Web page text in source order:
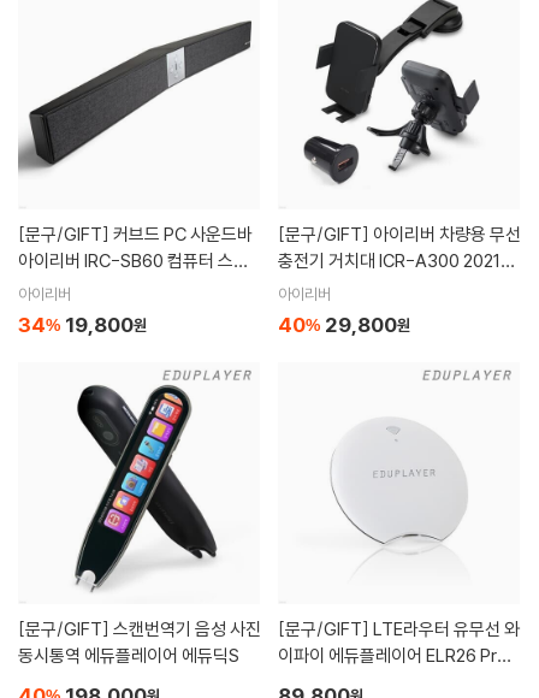
[문구/GIFT]
아이리버 IRC-SB60 컴퓨터 스피
커
아이리버
34% 19,800원
[문구/GIFT]
충전기 거치대 ICR-A300 2021년
형+퀄컴3.0 충전 시거잭
아이리버
40% 29,800원
[문구/GIFT]
동시통역 에듀플레이어 에듀딕S
[문구/GIFT]
이파이 에듀플레이어 ELR26 Pro